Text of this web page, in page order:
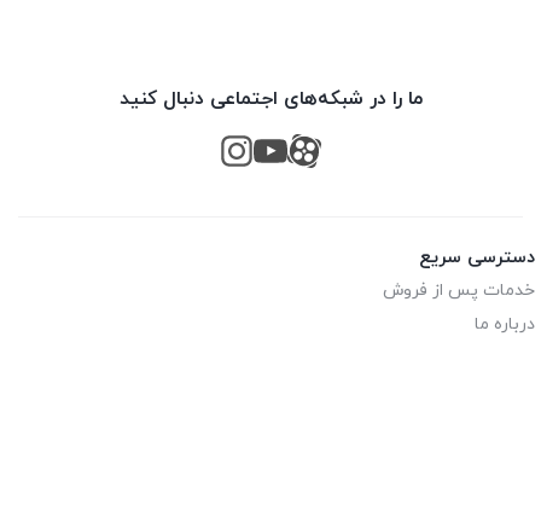
ما را در شبکه‌های اجتماعی دنبال کنید
دسترسی سریع
خدمات پس از فروش
درباره ما